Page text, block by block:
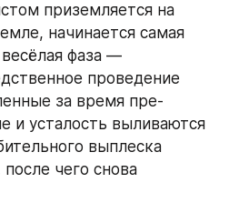
приземляется на
начинается самая
проведение
за время пре-
и усталость выливаются
выплеска
чего снова